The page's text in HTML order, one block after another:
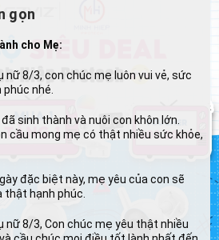
gọn
cho Mẹ:
nữ 8/3, con chúc mẹ luôn vui vẻ, sức
phúc nhé.
sinh thành và nuôi con khôn lớn.
cầu mong mẹ có thật nhiều sức khỏe,
đặc biệt này, mẹ yêu của con sẽ
thật hạnh phúc.
nữ 8/3, Con chúc mẹ yêu thật nhiều